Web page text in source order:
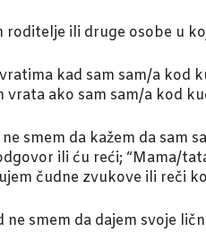
roditelje ili druge osobe u
kad sam sam/a kod
vrata ako sam sam/a kod
smem da kažem da
ili ću reći; “Mama/
čudne zvukove ili reči
ne smem da dajem svoje